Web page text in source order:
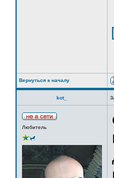
Вернуться к началу
kot_
Любитель